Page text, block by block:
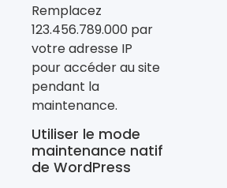
Remplacez
123.456.789.000 par
votre adresse IP
pour accéder au site
pendant la
maintenance.
Utiliser le mode
maintenance natif
de WordPress